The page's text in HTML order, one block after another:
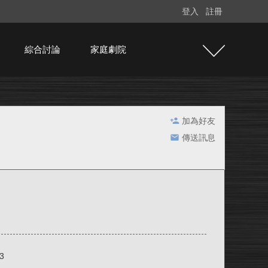
登入 註冊
綜合討論 家庭劇院
加為好友
傳送訊息